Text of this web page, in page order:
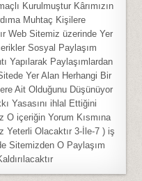
Kurulmuştur Kârımızın
Muhtaç Kişilere
Web Sitemiz üzerinde Yer
Sosyal Paylaşım
Yapılarak Paylaşımlardan
Yer Alan Herhangi Bir
Ait Olduğunu Düşünüyor
Yasasını ihlal Ettiğini
O içeriğin Yorum Kısmına
Yeterli Olacaktır 3-İle-7 ) iş
Sitemizden O Paylaşım